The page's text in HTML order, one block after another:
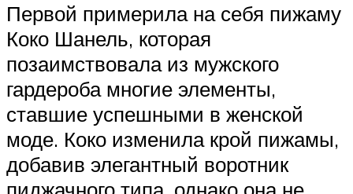
Первой примерила на себя пижаму
Коко Шанель, которая
позаимствовала из мужского
гардероба многие элементы,
ставшие успешными в женской
моде. Коко изменила крой пижамы,
добавив элегантный воротник